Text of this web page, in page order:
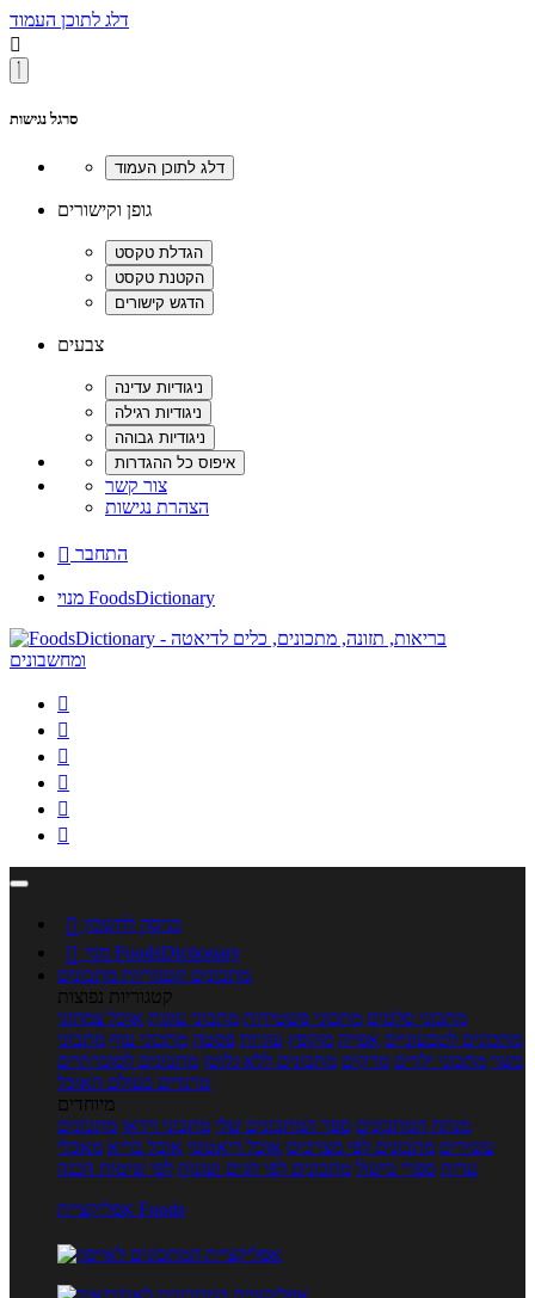
דלג לתוכן העמוד

סרגל נגישות
גופן וקישורים
צבעים
צור קשר
הצהרת נגישות
 התחבר
מנוי FoodsDictionary






 כניסה לחשבון

מנוי FoodsDictionary
מתכונים קטגוריות מתכונים
קטגוריות נפוצות
מתכוני סלטים מתכוני פשטידות מתכוני עוגות אוכל צמחוני
מתכונים לטבעוניים אפייה מוקפץ עוגיות פסטה מתכוני עוף מתכוני
בשר מתכוני ילדים מרקים מתכונים ללא גלוטן מתכונים לסוכרתיים
טרנדים בעולם האוכל
מיוחדים
מנתח המתכונים ספר המתכונים שלי מתכוני וידאו מתכונים
עשירים מתכונים לפי מצרכים אוכל דיאטטי אוכל בריא מאכלי
עדות ספרי בישול מתכונים לפי חגים ועונות לפי שיטות הכנה
אפליקציית Foods